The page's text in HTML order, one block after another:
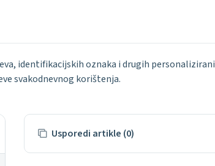
identifikacijskih oznaka i drugih
svakodnevnog korištenja.
Usporedi artikle (0)